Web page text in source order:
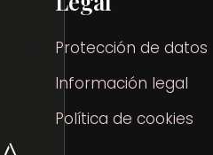
Protección de datos
Información legal
Política de cookies